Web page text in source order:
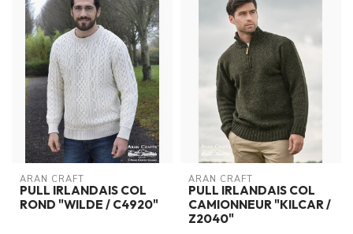
ARAN CRAFT
PULL IRLANDAIS COL
ROND "WILDE / C4920"
ARAN CRAFT
PULL IRLANDAIS COL
CAMIONNEUR "KILCAR /
Z2040"